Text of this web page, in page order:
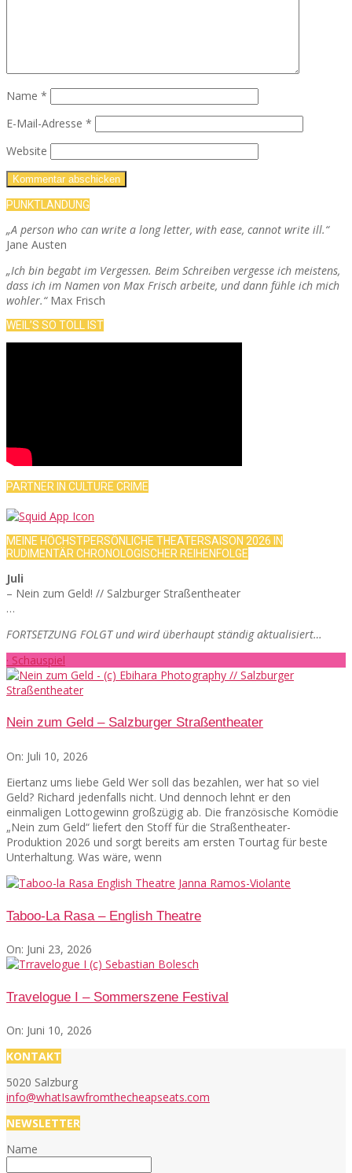
Name *
E-Mail-Adresse *
Website
PUNKTLANDUNG
„A person who can write a long letter, with ease, cannot write ill.“
Jane Austen
„Ich bin begabt im Vergessen. Beim Schreiben vergesse ich meistens,
dass ich im Namen von Max Frisch arbeite, und dann fühle ich mich
wohler.“Max Frisch
WEIL’S SO TOLL IST
PARTNER IN CULTURE CRIME
MEINE HÖCHSTPERSÖNLICHE THEATERSAISON 2026 IN
RUDIMENTÄR CHRONOLOGISCHER REIHENFOLGE
Juli
– Nein zum Geld! // Salzburger Straßentheater
…
FORTSETZUNG FOLGT und wird überhaupt ständig aktualisiert…
· Schauspiel
Nein zum Geld – Salzburger Straßentheater
On: Juli 10, 2026
Eiertanz ums liebe Geld Wer soll das bezahlen, wer hat so viel
Geld? Richard jedenfalls nicht. Und dennoch lehnt er den
einmaligen Lottogewinn großzügig ab. Die französische Komödie
„Nein zum Geld“ liefert den Stoff für die Straßentheater-
Produktion 2026 und sorgt bereits am ersten Tourtag für beste
Unterhaltung. Was wäre, wenn
Taboo-La Rasa – English Theatre
On: Juni 23, 2026
Travelogue I – Sommerszene Festival
On: Juni 10, 2026
KONTAKT
5020 Salzburg
info@whatIsawfromthecheapseats.com
NEWSLETTER
Name